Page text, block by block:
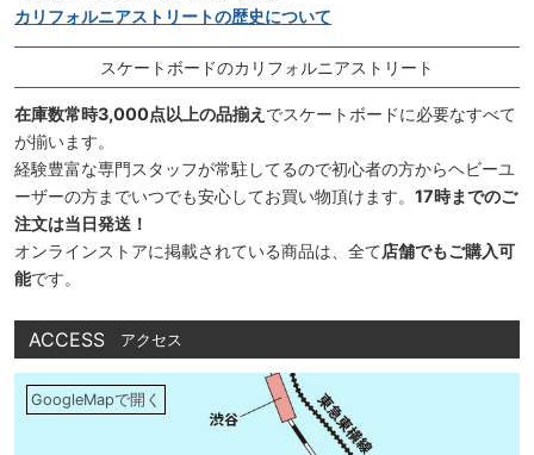
カリフォルニアストリートの歴史について
スケートボードのカリフォルニアストリート
在庫数常時3,000点以上の品揃え でスケートボードに必要なすべて
が揃います。
経験豊富な専門スタッフが常駐してるので初心者の方からヘビーユ
ーザーの方までいつでも安心してお買い物頂けます。 17時までのご
注文は当日発送！
オンラインストアに掲載されている商品は、全て店舗でもご購入可
能です。
ACCESS アクセス
GoogleMapで開く